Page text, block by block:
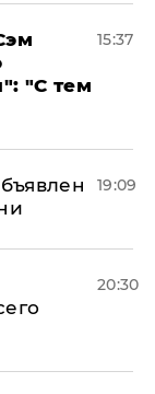
"С тем
15:37
19:09
20:30